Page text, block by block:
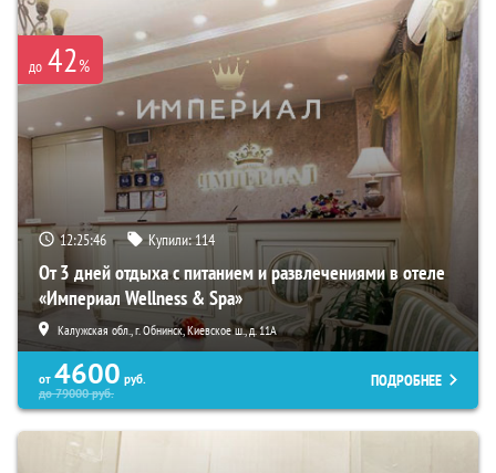
до 42%
12:25:45 Купили:114
От 3 дней отдыха с питанием и развлечениями в отеле
«Империал Wellness & Spa»
Калужская обл., г. Обнинск, Киевское ш., д. 11А
от 4600 руб.
до79000руб.
ПОДРОБНЕЕ